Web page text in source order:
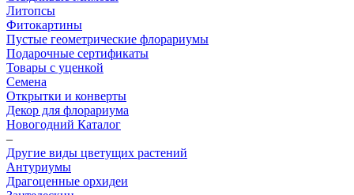
Литопсы
Фитокартины
Пустые геометрические флорариумы
Подарочные сертификаты
Товары с уценкой
Семена
Открытки и конверты
Декор для флорариума
Новогодний Каталог
–
Другие виды цветущих растений
Антуриумы
Драгоценные орхидеи